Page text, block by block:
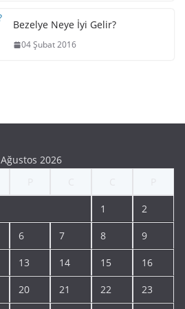
Bezelye Neye İyi Gelir?
04 Şubat 2016
Ağustos 2026
1 2
6 7 8 9
13 14 15 16
20 21 22 23